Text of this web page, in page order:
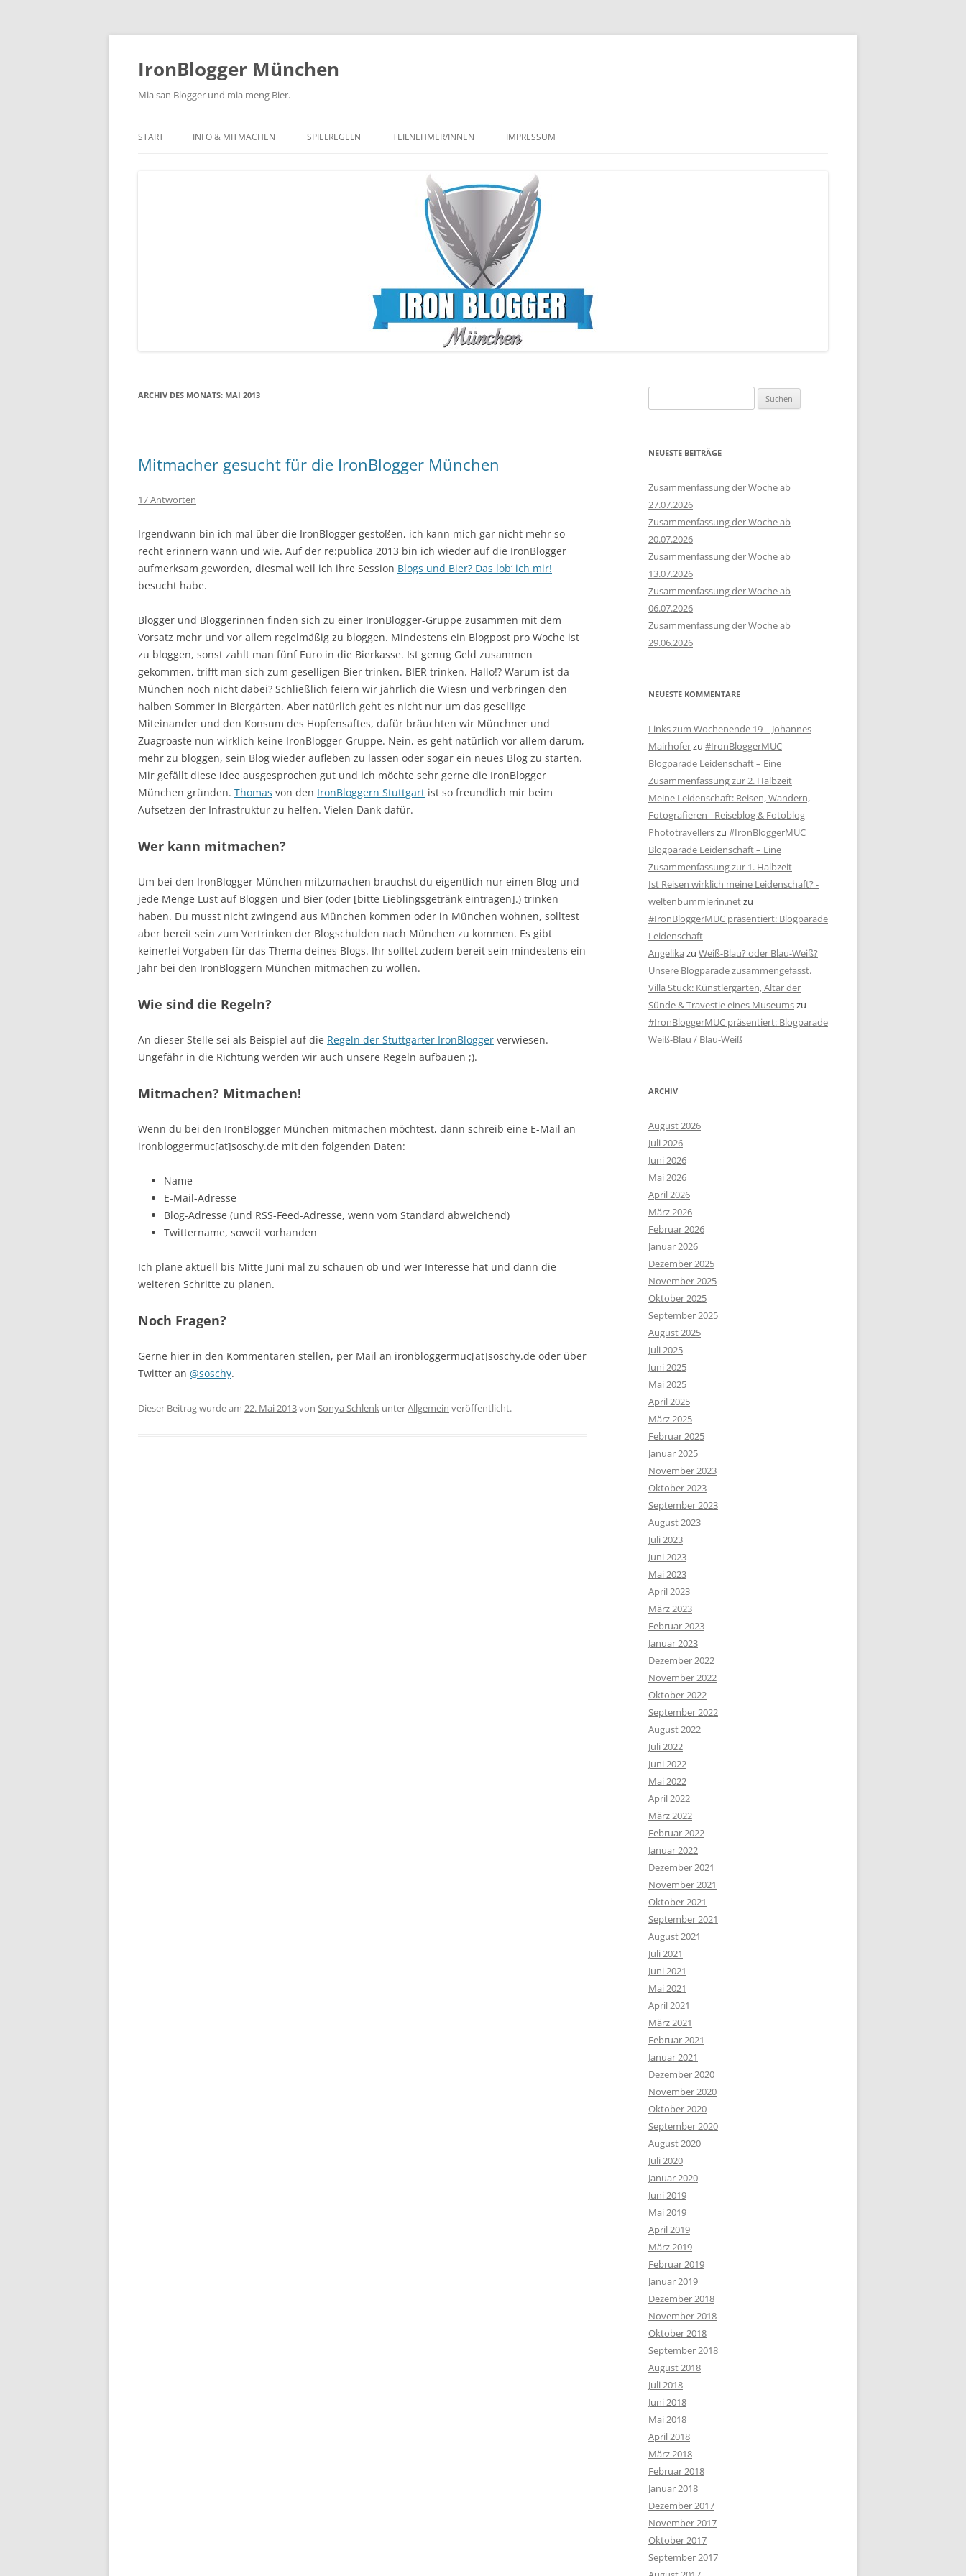
Zum
IronBlogger München
Mia san Blogger und mia meng Bier.
START INFO & MITMACHEN SPIELREGELN TEILNEHMER/INNEN IMPRESSUM
ARCHIV DES MONATS: MAI 2013
Mitmacher gesucht für die IronBlogger München
17 Antworten
Irgendwann bin ich mal über die IronBlogger gestoßen, ich kann mich gar nicht mehr so
recht erinnern wann und wie. Auf der re:publica 2013 bin ich wieder auf die IronBlogger
aufmerksam geworden, diesmal weil ich ihre Session Blogs und Bier? Das lob‘ ich mir!
besucht habe.
Blogger und Bloggerinnen finden sich zu einer IronBlogger-Gruppe zusammen mit dem
Vorsatz mehr und vor allem regelmäßig zu bloggen. Mindestens ein Blogpost pro Woche ist
zu bloggen, sonst zahlt man fünf Euro in die Bierkasse. Ist genug Geld zusammen
gekommen, trifft man sich zum geselligen Bier trinken. BIER trinken. Hallo!? Warum ist da
München noch nicht dabei? Schließlich feiern wir jährlich die Wiesn und verbringen den
halben Sommer in Biergärten. Aber natürlich geht es nicht nur um das gesellige
Miteinander und den Konsum des Hopfensaftes, dafür bräuchten wir Münchner und
Zuagroaste nun wirklich keine IronBlogger-Gruppe. Nein, es geht natürlich vor allem darum,
mehr zu bloggen, sein Blog wieder aufleben zu lassen oder sogar ein neues Blog zu starten.
Mir gefällt diese Idee ausgesprochen gut und ich möchte sehr gerne die IronBlogger
München gründen. Thomas von den IronBloggern Stuttgart ist so freundlich mir beim
Aufsetzen der Infrastruktur zu helfen. Vielen Dank dafür.
Wer kann mitmachen?
Um bei den IronBlogger München mitzumachen brauchst du eigentlich nur einen Blog und
jede Menge Lust auf Bloggen und Bier (oder [bitte Lieblingsgetränk eintragen].) trinken
haben. Du musst nicht zwingend aus München kommen oder in München wohnen, solltest
aber bereit sein zum Vertrinken der Blogschulden nach München zu kommen. Es gibt
keinerlei Vorgaben für das Thema deines Blogs. Ihr solltet zudem bereit sein mindestens ein
Jahr bei den IronBloggern München mitmachen zu wollen.
Wie sind die Regeln?
An dieser Stelle sei als Beispiel auf die Regeln der Stuttgarter IronBlogger verwiesen.
Ungefähr in die Richtung werden wir auch unsere Regeln aufbauen ;).
Mitmachen? Mitmachen!
Wenn du bei den IronBlogger München mitmachen möchtest, dann schreib eine E-Mail an
ironbloggermuc[at]soschy.de mit den folgenden Daten:
Name
E-Mail-Adresse
Blog-Adresse (und RSS-Feed-Adresse, wenn vom Stan­dard abweichend)
Twit­ter­name, soweit vorhanden
Ich plane aktuell bis Mitte Juni mal zu schauen ob und wer Interesse hat und dann die
weiteren Schritte zu planen.
Noch Fragen?
Gerne hier in den Kommentaren stellen, per Mail an ironbloggermuc[at]soschy.de oder über
Twitter an @soschy.
Dieser Beitrag wurde am 22. Mai 2013von Sonya Schlenk unterAllgemein veröffentlicht.
nach:
NEUESTE BEITRÄGE
Zusammenfassung der Woche ab
27.07.2026
Zusammenfassung der Woche ab
20.07.2026
Zusammenfassung der Woche ab
13.07.2026
Zusammenfassung der Woche ab
06.07.2026
Zusammenfassung der Woche ab
29.06.2026
NEUESTE KOMMENTARE
Links zum Wochenende 19 – Johannes
Mairhoferzu #IronBloggerMUC
Blogparade Leidenschaft – Eine
Zusammenfassung zur 2. Halbzeit
Meine Leidenschaft: Reisen, Wandern,
Fotografieren - Reiseblog & Fotoblog
Phototravellerszu #IronBloggerMUC
Blogparade Leidenschaft – Eine
Zusammenfassung zur 1. Halbzeit
Ist Reisen wirklich meine Leidenschaft? -
weltenbummlerin.netzu
#IronBloggerMUC präsentiert: Blogparade
Leidenschaft
Angelika zu Weiß-Blau? oder Blau-Weiß?
Unsere Blogparade zusammengefasst.
Villa Stuck: Künstlergarten, Altar der
Sünde & Travestie eines Museumszu
#IronBloggerMUC präsentiert: Blogparade
Weiß-Blau / Blau-Weiß
ARCHIV
August 2026
Juli 2026
Juni 2026
Mai 2026
April 2026
März 2026
Februar 2026
Januar 2026
Dezember 2025
November 2025
Oktober 2025
September 2025
August 2025
Juli 2025
Juni 2025
Mai 2025
April 2025
März 2025
Februar 2025
Januar 2025
November 2023
Oktober 2023
September 2023
August 2023
Juli 2023
Juni 2023
Mai 2023
April 2023
März 2023
Februar 2023
Januar 2023
Dezember 2022
November 2022
Oktober 2022
September 2022
August 2022
Juli 2022
Juni 2022
Mai 2022
April 2022
März 2022
Februar 2022
Januar 2022
Dezember 2021
November 2021
Oktober 2021
September 2021
August 2021
Juli 2021
Juni 2021
Mai 2021
April 2021
März 2021
Februar 2021
Januar 2021
Dezember 2020
November 2020
Oktober 2020
September 2020
August 2020
Juli 2020
Januar 2020
Juni 2019
Mai 2019
April 2019
März 2019
Februar 2019
Januar 2019
Dezember 2018
November 2018
Oktober 2018
September 2018
August 2018
Juli 2018
Juni 2018
Mai 2018
April 2018
März 2018
Februar 2018
Januar 2018
Dezember 2017
November 2017
Oktober 2017
September 2017